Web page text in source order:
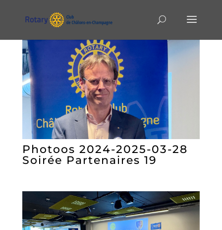
Photoos 2024-2025-03-28
Soirée Partenaires 19